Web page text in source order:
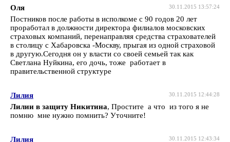
30.11.2015 13:57:24
Оля
Постников после работы в исполкоме с 90 годов 20 лет
проработал в должности директора филиалов московских
страховых компаний, перенаправляя средства страхователей
в столицу с Хабаровска -Москву, прыгая из одной страховой
в другую.Сегодня он у власти со своей семьей так как
Светлана Нуйкина, его дочь, тоже работает в
правительственной структуре
30.11.2015 12:44:28
Лилия
Лилии в защиту Никитина, Простите а что из того я не
помню мне нужно помнить? Уточните!
30.11.2015 12:43:34
Лилия